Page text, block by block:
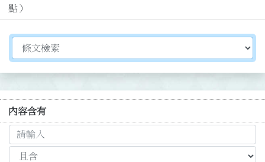
點）
切換選擇法規資訊內容
內容含有